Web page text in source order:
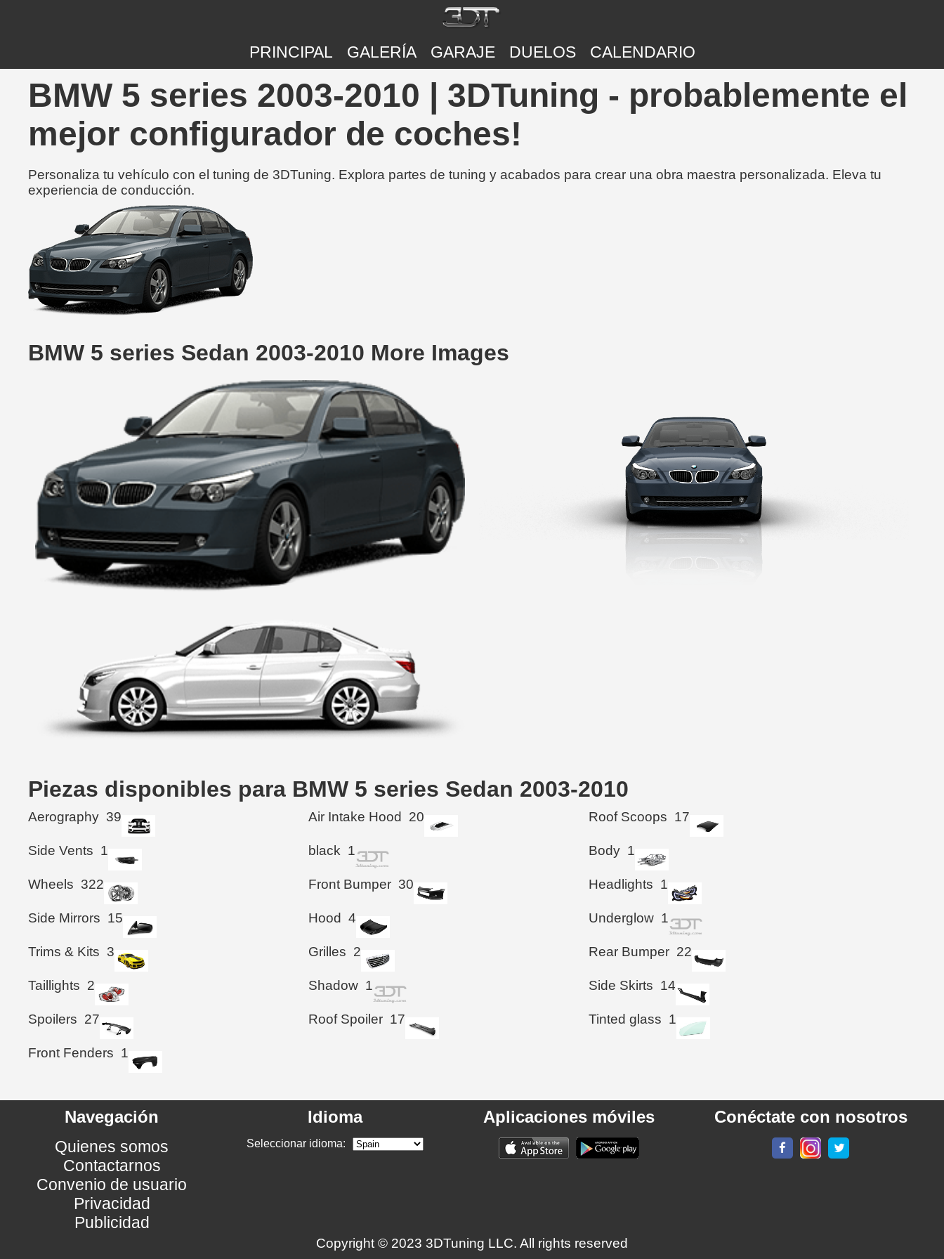
PRINCIPAL GALERÍA GARAJE DUELOS CALENDARIO
BMW 5 series 2003-2010 | 3DTuning - probablemente el
mejor configurador de coches!
Personaliza tu vehículo con el tuning de 3DTuning. Explora partes de tuning y acabados para crear una obra maestra personalizada. Eleva tu
experiencia de conducción.
BMW 5 series Sedan 2003-2010 More Images
Piezas disponibles para BMW 5 series Sedan 2003-2010
Aerography 39 Air Intake Hood 20 Roof Scoops 17
Side Vents 1 black 1 Body 1
Wheels 322 Front Bumper 30 Headlights 1
Side Mirrors 15 Hood 4 Underglow 1
Trims & Kits 3 Grilles 2 Rear Bumper 22
Taillights 2 Shadow 1 Side Skirts 14
Spoilers 27 Roof Spoiler 17 Tinted glass 1
Front Fenders 1
Navegación
Quienes somos
Contactarnos
Convenio de usuario
Privacidad
Publicidad
Idioma
Seleccionar idioma:
Aplicaciones móviles Conéctate con nosotros
Copyright © 2023 3DTuning LLC. All rights reserved